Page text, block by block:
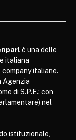
è una delle
italiana
italiane.
Agenzia
di S.P.E.; con
nel
istituzionale,